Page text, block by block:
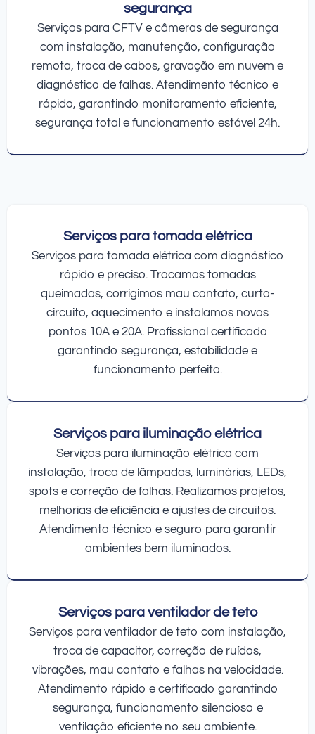
segurança
Serviços para CFTV e câmeras de segurança
com instalação, manutenção, configuração
remota, troca de cabos, gravação em nuvem e
diagnóstico de falhas. Atendimento técnico e
rápido, garantindo monitoramento eficiente,
segurança total e funcionamento estável 24h.
Serviços para tomada elétrica
Serviços para tomada elétrica com diagnóstico
rápido e preciso. Trocamos tomadas
queimadas, corrigimos mau contato, curto-
circuito, aquecimento e instalamos novos
pontos 10A e 20A. Profissional certificado
garantindo segurança, estabilidade e
funcionamento perfeito.
Serviços para iluminação elétrica
Serviços para iluminação elétrica com
instalação, troca de lâmpadas, luminárias, LEDs,
spots e correção de falhas. Realizamos projetos,
melhorias de eficiência e ajustes de circuitos.
Atendimento técnico e seguro para garantir
ambientes bem iluminados.
Serviços para ventilador de teto
Serviços para ventilador de teto com instalação,
troca de capacitor, correção de ruídos,
vibrações, mau contato e falhas na velocidade.
Atendimento rápido e certificado garantindo
segurança, funcionamento silencioso e
ventilação eficiente no seu ambiente.